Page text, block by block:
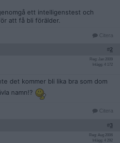
ett intelligenstest och
att få bli förälder.
Citera
#2
Reg: Jan 2009
Inlägg: 4 172
det kommer bli lika bra som dom
namn!?
Citera
#3
Reg: Aug 2006
Inlägg: 4 292